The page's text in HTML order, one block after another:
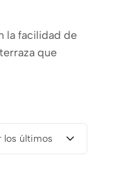
la facilidad de
que
los últimos